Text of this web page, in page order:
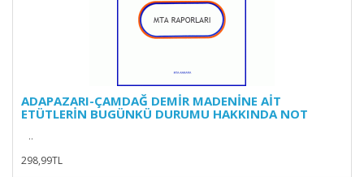
ADAPAZARI-ÇAMDAĞ DEMİR MADENİNE AİT
ETÜTLERİN BUGÜNKÜ DURUMU HAKKINDA NOT
..
298,99TL